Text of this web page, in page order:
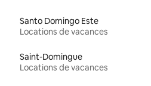
Santo Domingo Este
Locations de vacances
Saint-Domingue
Locations de vacances